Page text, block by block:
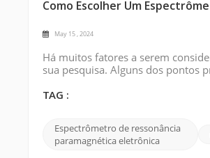
Como Escolher Um
May 15 , 2024
Há muitos fatores a serem
sua pesquisa. Alguns dos pontos
Q e banda W. A escolha depende
TAG :
Espectrômetro de ressonância
paramagnética eletrônica